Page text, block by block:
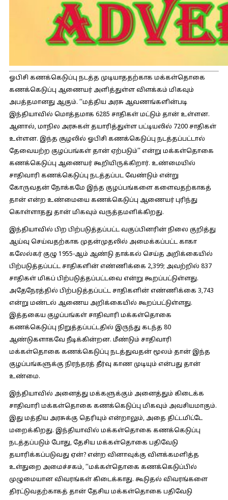
ஓபிசி கணக்கெடுப்பு நடத்த முடியாததற்காக மக்கள்தொகை
கணக்கெடுப்பு ஆணையர் அளித்துள்ள விளக்கம் மிகவும்
அபத்தமானது ஆகும். ‘‘மத்திய அரசு ஆவணங்களின்படி
இந்தியாவில் மொத்தமாக 6285 சாதிகள் மட்டும் தான் உள்ளன.
ஆனால், மாநில அரசுகள் தயாரித்துள்ள பட்டியலில் 7200 சாதிகள்
உள்ளன. இந்த சூழலில் ஓபிசி கணக்கெடுப்பு நடத்தப்பட்டால்
தேவையற்ற குழப்பங்கள் தான் ஏற்படும்’’ என்று மக்கள்தொகை
கணக்கெடுப்பு ஆணையர் கூறியிருக்கிறார். உண்மையில்
சாதிவாரி கணக்கெடுப்பு நடத்தப்பட வேண்டும் என்று
கோருவதன் நோக்கமே இந்த குழப்பங்களை களைவதற்காகத்
தான் என்ற உண்மையை கணக்கெடுப்பு ஆணையர் புரிந்து
கொள்ளாதது தான் மிகவும் வருத்தமளிக்கிறது.
இந்தியாவில் பிற பிற்படுத்தப்பட்ட வகுப்பினரின் நிலை குறித்து
ஆய்வு செய்வதற்காக முதன்முதலில் அமைக்கப்பட்ட காகா
கலேல்கர் குழு 1955-ஆம் ஆண்டு தாக்கல் செய்த அறிக்கையில்
பிற்படுத்தப்பட்ட சாதிகளின் எண்ணிக்கை 2,399; அவற்றில் 837
சாதிகள் மிகப் பிற்படுத்தப்பட்டவை என்று கூறப்பட்டுள்ளது.
அதேநேரத்தில் பிற்படுத்தப்பட்ட சாதிகளின் எண்ணிக்கை 3,743
என்று மண்டல் ஆணைய அறிக்கையில் கூறப்பட்டுள்ளது.
இத்தகைய குழப்பங்கள் சாதிவாரி மக்கள்தொகை
கணக்கெடுப்பு நிறுத்தப்பட்டதில் இருந்து கடந்த 80
ஆண்டுகளாகவே நீடிக்கின்றன. மீண்டும் சாதிவாரி
மக்கள்தொகை கணக்கெடுப்பு நடத்துவதன் மூலம் தான் இந்த
குழப்பங்களுக்கு நிரந்தரத் தீர்வு காண முடியும் என்பது தான்
உண்மை.
இந்தியாவில் அனைத்து மக்களுக்கும் அனைத்தும் கிடைக்க
சாதிவாரி மக்கள்தொகை கணக்கெடுப்பு மிகவும் அவசியமாகும்.
இது மத்திய அரசுக்கு தெரியும் என்றாலும், அதை திட்டமிட்டே
மறைக்கிறது. இந்தியாவில் மக்கள்தொகை கணக்கெடுப்பு
நடத்தப்படும் போது, தேசிய மக்கள்தொகை பதிவேடு
தயாரிக்கப்படுவது ஏன்? என்ற வினாவுக்கு விளக்கமளித்த
உள்துறை அமைச்சகம், ‘‘மக்கள்தொகை கணக்கெடுப்பில்
முழுமையான விவரங்கள் கிடைக்காது. கூடுதல் விவரங்களை
திரட்டுவதற்காகத் தான் தேசிய மக்கள்தொகை பதிவேடு